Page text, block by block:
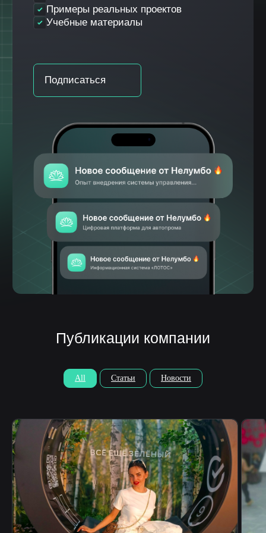
All Статьи Новости
Автоматизация бизнес процессов
Клиентам
О компании
Публикации
Контакты
Общество с ограниченной
ответственностью «НЕЛУМБО-
АВТОМАТИЗАЦИЯ»
ООО «НЕЛУМБО-АВТОМАТИЗАЦИЯ»
ИНН: 5256214441
ОГРН: 1255200007996
ОКВЭД 62.01 «Разработка
компьютерного программного
обеспечения», 62.02, 62.03, 62.09, 63.11
электронных вычислительных машин и баз
8 986 759 15 41
Парубенко Григорий Николаевич
nelumbo-it@mail.ru
© Все права защищены
Политика конфиденциальности
Разработка сайта